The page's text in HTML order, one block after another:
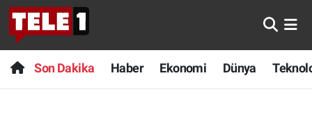
Son Dakika Haber Ekonomi Dünya
Anında Manşet
Başka Sohbetler
Son Dakika
Haber
Nöbetçi Eczaneler
Hava Durumu